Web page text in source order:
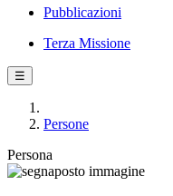
Pubblicazioni
Terza Missione
☰
Persone
Persona